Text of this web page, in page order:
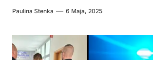
Paulina Stenka 6 Maja, 2025